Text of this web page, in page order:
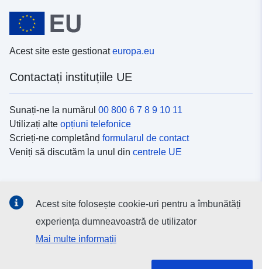
Acest site este gestionateuropa.eu
Contactați instituțiile UE
Sunați-ne la numărul 00 800 6 7 8 9 10 11
Utilizați alte opțiuni telefonice
Scrieți-ne completând formularul de contact
Veniți să discutăm la unul din centrele UE
Descoperiți canalele UEpe rețelele sociale
Instituțiile și organismele UE
Acest site folosește cookie-uri pentru a îmbunătăți
experiența dumneavoastră de utilizator
Mai multe informații